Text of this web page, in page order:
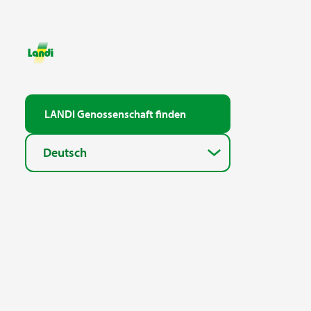
LANDI Genossenschaft finden
Deutsch